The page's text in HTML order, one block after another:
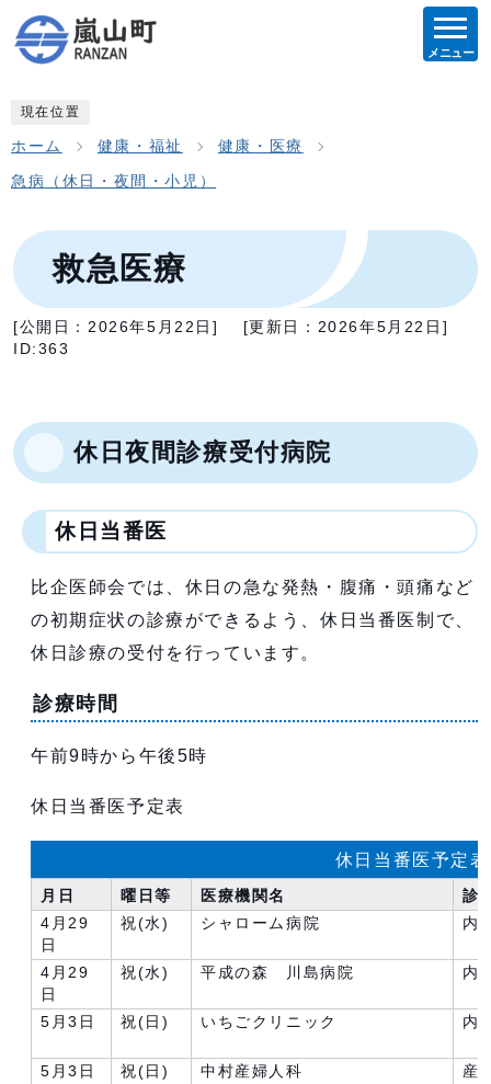
メニュー
現在位置
ホーム 健康・福祉 健康・医療
急病（休日・夜間・小児）
救急医療
[公開日： 2026年5月22日 ] [更新日： 2026年5月22日 ]
ID:363
休日夜間診療受付病院
休日当番医
比企医師会では、休日の急な発熱・腹痛・頭痛など
の初期症状の診療ができるよう、休日当番医制で、
休日診療の受付を行っています。
診療時間
午前9時から午後5時
休日当番医予定表
休日当番医予定
月日 曜日等 医療機関名
診
4月29
日
祝(水) シャローム病院 内
4月29
日
祝(水) 平成の森 川島病院 内
5月3日 祝(日) いちごクリニック 内
5月3日 祝(日) 中村産婦人科 産